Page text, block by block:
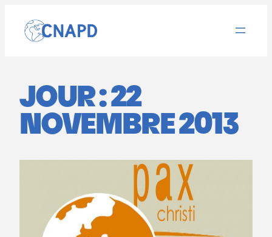
contenu
JOUR :22
NOVEMBRE 2013